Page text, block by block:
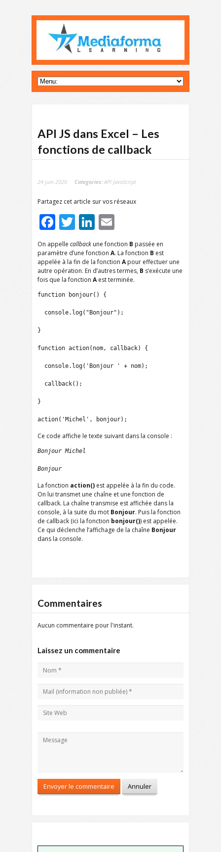
API JS dans Excel – Les
fonctions de callback
24 juin 2020 Categories: API JavaScript
Partagez cet article sur vos réseaux
Facebook
TwitterLinkedIn
On appelle callback une fonction B passée en
paramètre d’une fonction A. La fonction B est
appelée à la fin de la fonction Apour effectuer une
autre opération. En d’autres termes, B s’exécute une
fois que la fonction Aest terminée.
function bonjour() {
console.log("Bonjour");
}
function action(nom, callback) {
console.log('Bonjour ' + nom);
callback();
}
action('Michel', bonjour);
Ce code affiche le texte suivant dans la console :
Bonjour Michel
Bonjour
La fonction action() est appelée à la fin du code.
On lui transmet une chaîne et une fonction de
callback. La chaîne transmise est affichée dans la
console, à la suite du mot Bonjour. Puis la fonction
de callback (ici la fonction bonjour()) est appelée.
Ce qui déclenche l’affichage de la chaîne Bonjour
dans la console.
Commentaires
Aucun commentaire pour l'instant.
Laissez un commentaire